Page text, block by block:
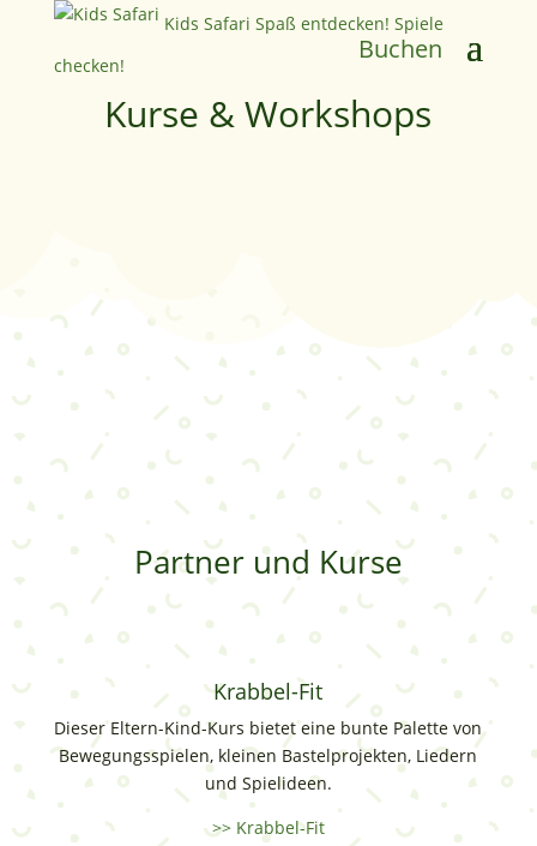
Kids Safari Spaß entdecken! Spiele
checken!
Buchen
Kurse & Workshops
Partner und Kurse
Krabbel-Fit
Dieser Eltern-Kind-Kurs bietet eine bunte Palette von
Bewegungsspielen, kleinen Bastelprojekten, Liedern
und Spielideen.
>> Krabbel-Fit